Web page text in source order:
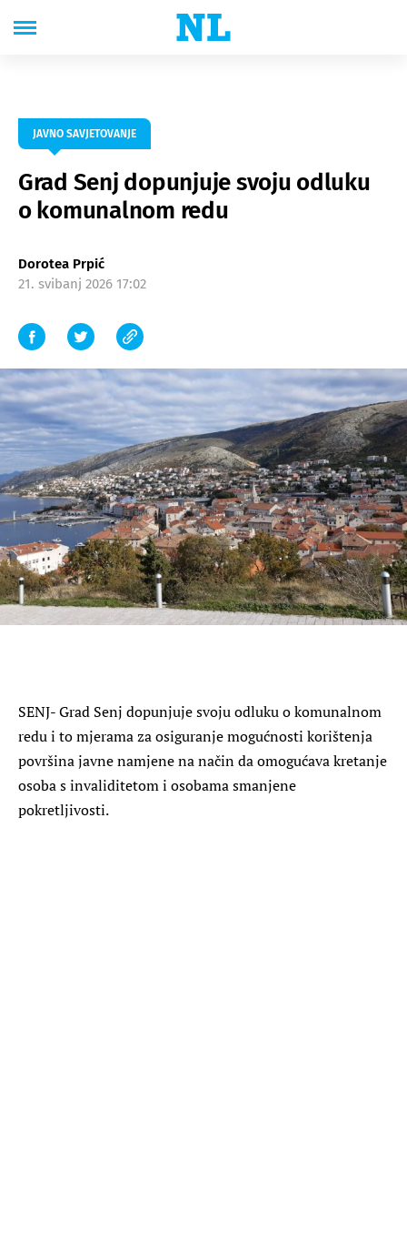
JAVNO SAVJETOVANJE
Grad Senj dopunjuje svoju odluku
o komunalnom redu
Dorotea Prpić
21. svibanj 2026 17:02
SENJ- Grad Senj dopunjuje svoju odluku o komunalnom
redu i to mjerama za osiguranje mogućnosti korištenja
površina javne namjene na način da omogućava kretanje
osoba s invaliditetom i osobama smanjene
pokretljivosti.